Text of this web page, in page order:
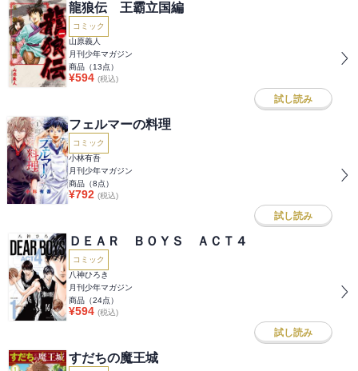
龍狼伝 王霸立国編
コミック
山原義人
月刊少年マガジン
商品（13点）
¥594 (税込)
試し読み
フェルマーの料理
コミック
小林有吾
月刊少年マガジン
商品（8点）
¥792 (税込)
試し読み
ＤＥＡＲ ＢＯＹＳ ＡＣＴ４
コミック
八神ひろき
月刊少年マガジン
商品（24点）
¥594 (税込)
試し読み
すだちの魔王城